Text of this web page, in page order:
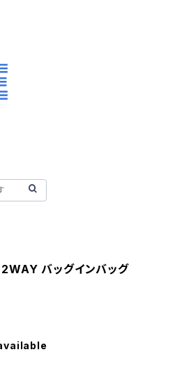
バッグインバッグ